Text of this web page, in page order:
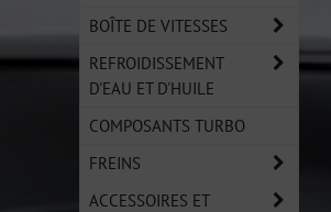
BOÎTE DE VITESSES
REFROIDISSEMENT
D'EAU ET D'HUILE
COMPOSANTS TURBO
FREINS
ACCESSOIRES ET